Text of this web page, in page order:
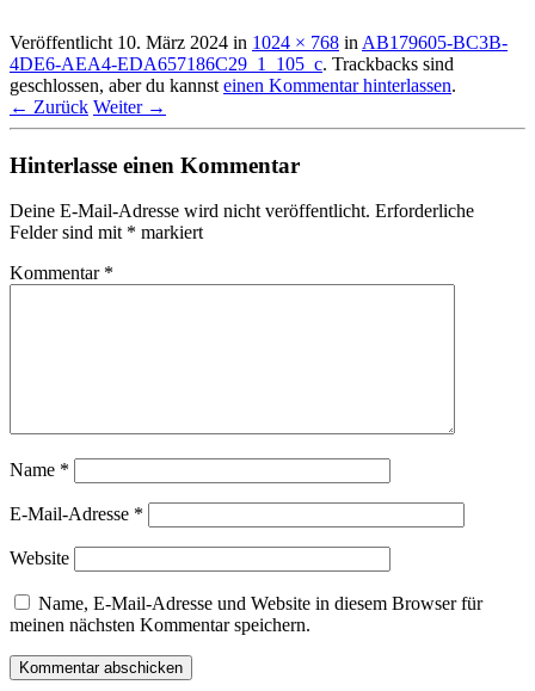
Veröffentlicht 10. März 2024 in 1024 × 768 in AB179605-BC3B-
4DE6-AEA4-EDA657186C29_1_105_c. Trackbacks sind
geschlossen, aber du kannst einen Kommentar hinterlassen.
← Zurück Weiter →
Hinterlasse einen Kommentar
Deine E-Mail-Adresse wird nicht veröffentlicht. Erforderliche
Felder sind mit * markiert
Kommentar *
Name *
E-Mail-Adresse *
Website
Name, E-Mail-Adresse und Website in diesem Browser für
meinen nächsten Kommentar speichern.